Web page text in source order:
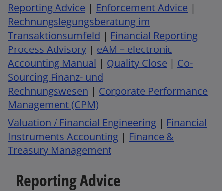
ö
f
f
n
e
t
ö
n
Reporting Advice | Enforcement Advice |
Rechnungslegungsberatung im
Transaktionsumfeld | Financial Reporting
Process Advisory | eAM – electronic
Accounting Manual | Quality Close | Co-
Sourcing Finanz- und
Rechnungswesen | Corporate Performance
Management (CPM)
Valuation / Financial Engineering | Financial
Instruments Accounting | Finance &
Treasury Management
Reporting Advice